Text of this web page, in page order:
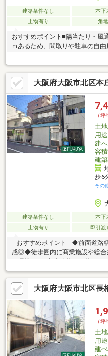
建築条件なし 本下
上物有り
角地
おすすめポイント■陽当たり・風
ｍあるため、間取りや駐車の自
能です♪周辺環境□ファミリーマ
ｍ）□マツモトキヨシ中津駅前店
店：徒歩10分（779ｍ）□大阪府
分（372ｍ）□大阪中津郵便局：
察署：徒歩6分（471ｍ）
大阪府大阪市北区本
（坪
土
用
建
容
建
歩6
その
建築条件なし 本下
上物有り
即引渡
―おすすめポイント―◆前面道路
感◎◆徒歩圏内に商業施設や総合
い環境です♪◆小学校まで約
です♪◆建築条件無しの為、お好
建築可能です♪◆弊社工務店での
談ください♪◆複数沿線利用可能
メトロ谷町線/堺筋線/阪急千里線
大阪メトロ御堂筋線「中津」駅
徒歩15分・阪急各線「大阪梅田」
大阪府大阪市北区長
（坪
土
用
建